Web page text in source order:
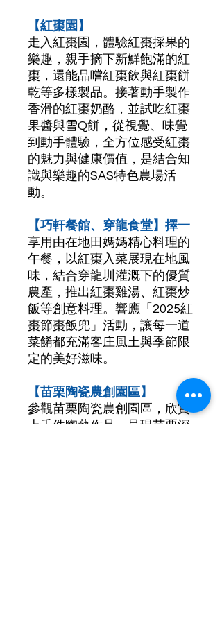
【紅棗園】
走入紅棗園，體驗紅棗採果的
樂趣，親手摘下新鮮飽滿的紅
棗，還能品嚐紅棗飲與紅棗餅
乾等多樣製品。接著動手製作
香滑的紅棗奶酪，並試吃紅棗
果醬與雪Q餅，從視覺、味覺
到動手體驗，全方位感受紅棗
的魅力與健康價值，是結合知
識與樂趣的SAS特色農場活
動。
【巧軒餐館、穿龍食堂】擇一
享用由在地田媽媽精心料理的
午餐，以紅棗入菜展現在地風
味，結合穿龍圳灌溉下的優質
農產，推出紅棗雞湯、紅棗炒
飯等創意料理。響應「2025紅
棗節棗飯兜」活動，讓每一道
菜餚都充滿客庄風土與季節限
定的美好滋味。
【苗栗陶瓷農創園區】
參觀苗栗陶瓷農創園區，欣賞
上千件陶藝作品，呈現苗栗深